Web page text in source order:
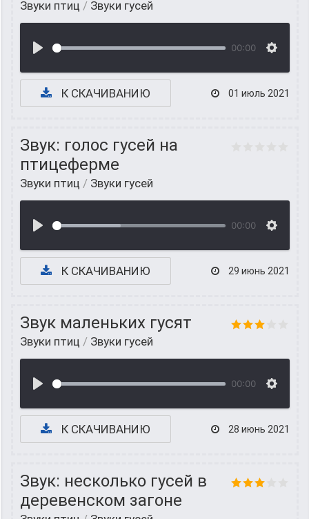
Звуки птиц / Звуки гусей
00:00
К СКАЧИВАНИЮ 01 июль 2021
Звук: голос гусей на
птицеферме
Звуки птиц / Звуки гусей
00:00
К СКАЧИВАНИЮ 29 июнь 2021
Звук маленьких гусят
Звуки птиц / Звуки гусей
00:00
К СКАЧИВАНИЮ 28 июнь 2021
Звук: несколько гусей в
деревенском загоне